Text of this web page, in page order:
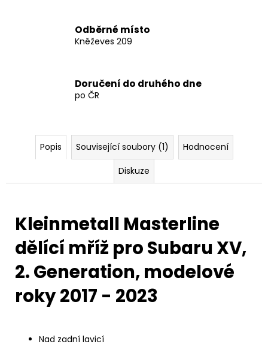
Odběrné místo
Kněževes 209
Doručení do druhého dne
po ČR
Popis Související soubory (1)
Hodnocení
Diskuze
Kleinmetall Masterline
dělící mříž pro Subaru XV,
2. Generation, modelové
roky 2017 - 2023
Nad zadní lavicí